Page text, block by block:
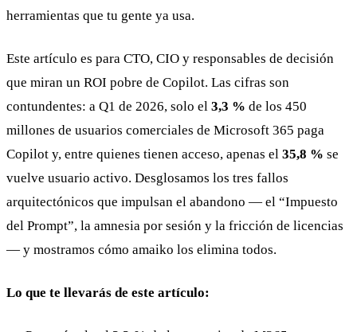
herramientas que tu gente ya usa.
Este artículo es para CTO, CIO y responsables de decisión
que miran un ROI pobre de Copilot. Las cifras son
contundentes: a Q1 de 2026, solo el 3,3 % de los 450
millones de usuarios comerciales de Microsoft 365 paga
Copilot y, entre quienes tienen acceso, apenas el 35,8 % se
vuelve usuario activo. Desglosamos los tres fallos
arquitectónicos que impulsan el abandono — el “Impuesto
del Prompt”, la amnesia por sesión y la fricción de licencias
— y mostramos cómo amaiko los elimina todos.
Lo que te llevarás de este artículo: